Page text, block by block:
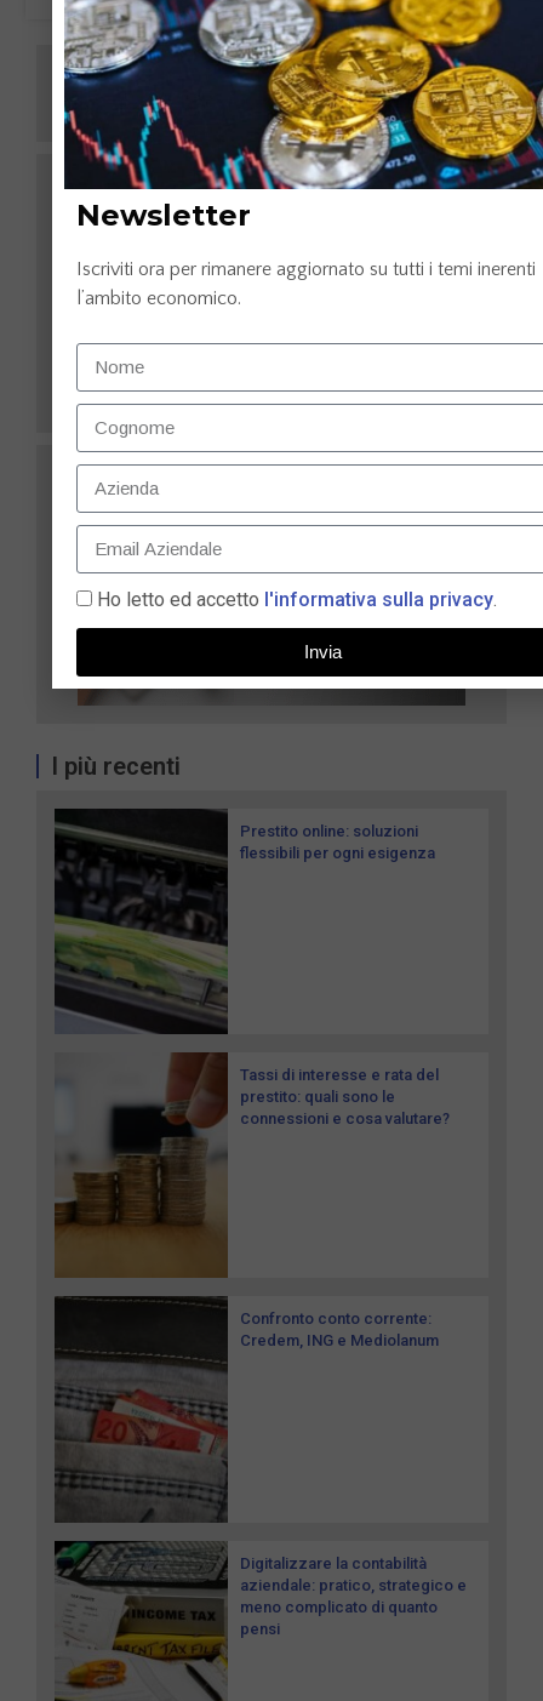
I più recenti
Prestito online: soluzioni
flessibili per ogni esigenza
Tassi di interesse e rata del
prestito: quali sono le
connessioni e cosa valutare?
Confronto conto corrente:
Credem, ING e Mediolanum
Digitalizzare la contabilità
aziendale: pratico, strategico e
meno complicato di quanto
pensi
Newsletter
Iscriviti ora per rimanere aggiornato su tutti i temi inerenti
l’ambito economico.
Ho letto ed accetto l'informativa sulla privacy.
Invia